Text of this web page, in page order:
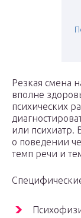
Резкая смена
вполне
психических
или психиатр.
о поведении
темп речи и